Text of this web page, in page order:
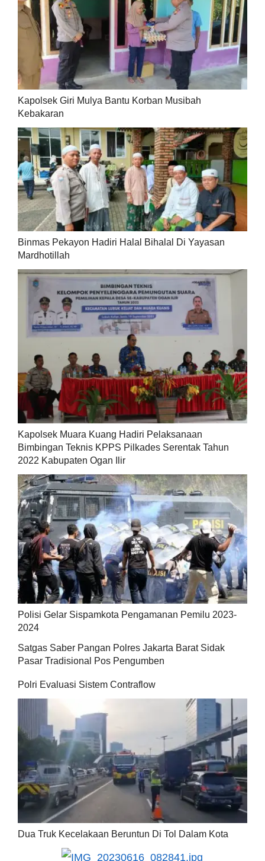
Kapolsek Giri Mulya Bantu Korban Musibah
Kebakaran
Binmas Pekayon Hadiri Halal Bihalal Di Yayasan
Mardhotillah
Kapolsek Muara Kuang Hadiri Pelaksanaan
Bimbingan Teknis KPPS Pilkades Serentak Tahun
2022 Kabupaten Ogan Ilir
Polisi Gelar Sispamkota Pengamanan Pemilu 2023-
2024
Satgas Saber Pangan Polres Jakarta Barat Sidak
Pasar Tradisional Pos Pengumben
Polri Evaluasi Sistem Contraflow
Dua Truk Kecelakaan Beruntun Di Tol Dalam Kota